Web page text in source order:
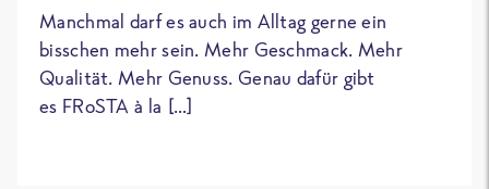
Manchmal darf es auch im Alltag gerne ein
bisschen mehr sein. Mehr Geschmack. Mehr
Qualität. Mehr Genuss. Genau dafür gibt
es FRoSTA à la […]